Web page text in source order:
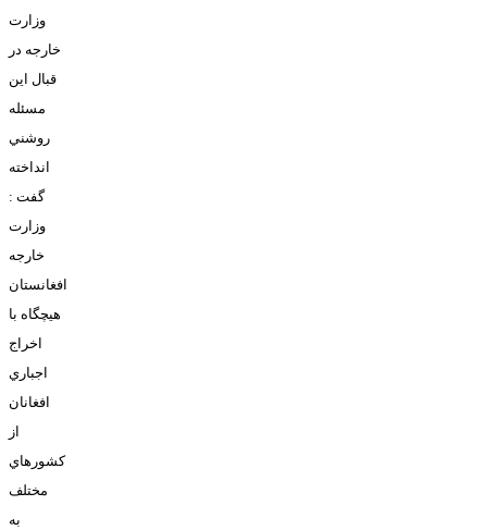
وزارت
خارجه در
قبال اين
مسئله
روشني
انداخته
گفت :
وزارت
خارجه
افغانستان
هيچگاه با
اخراج
اجباري
افغانان
از
کشورهاي
مختلف
به